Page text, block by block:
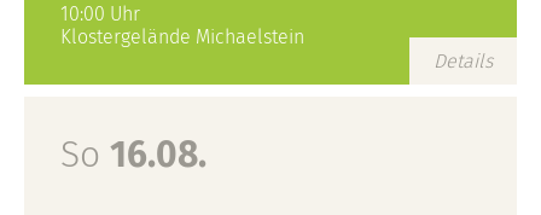
10:00 Uhr
Klostergelände Michaelstein
Details
So 16.08.